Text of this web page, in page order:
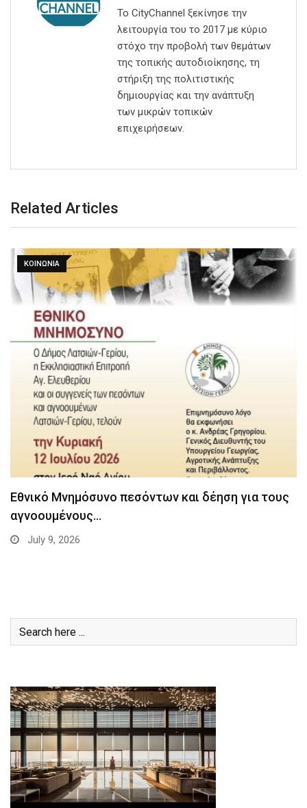
Το CityChannel ξεκίνησε την
λειτουργία του το 2017 με κύριο
στόχο την προβολή των θεμάτων
της τοπικής αυτοδιοίκησης, τη
στήριξη της πολιτιστικής
δημιουργίας και την ανάπτυξη
των μικρών τοπικών
επιχειρήσεων.
Related Articles
ΚΟΙΝΩΝΙΑ
Εθνικό Μνημόσυνο πεσόντων και δέηση για τους
αγνοουμένους…
July 9, 2026